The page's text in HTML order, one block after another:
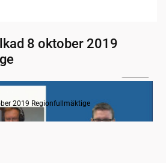
8 oktober 2019
2019 Regionfullmäktige